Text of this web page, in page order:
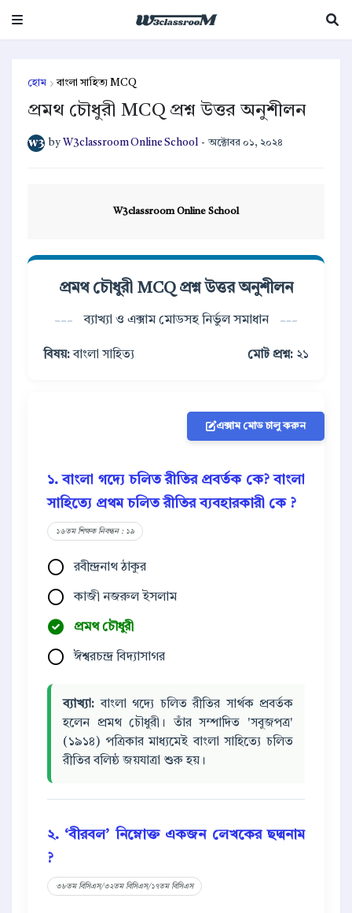
হোম বাংলা সাহিত্য MCQ
প্রমথ চৌধুরী MCQ প্রশ্ন উত্তর অনুশীলন
by W3classroom Online School - অক্টোবর ০১, ২০২৪
W3classroom Online School
প্রমথ চৌধুরী MCQ প্রশ্ন উত্তর অনুশীলন
ব্যাখ্যা ও এক্সাম মোডসহ নির্ভুল সমাধান
বিষয়: বাংলা সাহিত্য মোট প্রশ্ন: ২১
এক্সাম মোড চালু করুন
১. বাংলা গদ্যে চলিত রীতির প্রবর্তক কে? বাংলা
সাহিত্যে প্রথম চলিত রীতির ব্যবহারকারী কে ?
১৬তম শিক্ষক নিবন্ধন : ১৯
রবীন্দ্রনাথ ঠাকুর
কাজী নজরুল ইসলাম
প্রমথ চৌধুরী
ঈশ্বরচন্দ্র বিদ্যাসাগর
ব্যাখ্যা: বাংলা গদ্যে চলিত রীতির সার্থক প্রবর্তক
হলেন প্রমথ চৌধুরী। তাঁর সম্পাদিত 'সবুজপত্র'
(১৯১৪) পত্রিকার মাধ্যমেই বাংলা সাহিত্যে চলিত
রীতির বলিষ্ঠ জয়যাত্রা শুরু হয়।
২. ‘বীরবল’ নিম্নোক্ত একজন লেখকের ছদ্মনাম
?
৩৮তম বিসিএস/৩২তম বিসিএস/১৭তম বিসিএস